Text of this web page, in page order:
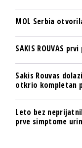
MOL Serbia
SAKIS ROUVAS
Sakis Rouvas
otkrio kompletan
Leto bez
prve simptome